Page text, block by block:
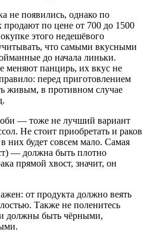
не появились, однако по
продают по цене от 700 до 1500
этого недешёвого
что самыми вкусными
до начала линьки.
меняют панцирь, их вкус не
перед приготовлением
живым, в противном случае
— тоже не лучший вариант
Не стоит приобретать и раков
них будет совсем мало. Самая
— должна быть плотно
прямой хвост, значит, он
от продукта должно веять
Также не поленитесь
должны быть чёрными,